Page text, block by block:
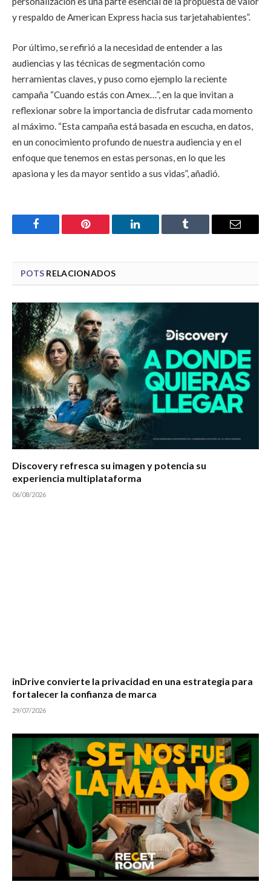
y respaldo de American Express hacia sus tarjetahabientes”.
Por último, se refirió a la necesidad de entender a las
audiencias y las técnicas de segmentación como
herramientas claves, y puso como ejemplo la reciente
campaña “Cuando estás con Amex…”, en la que invitan a
reflexionar sobre la importancia de disfrutar cada momento
al máximo. “Esta campaña está basada en escucha, en datos,
en un conocimiento profundo de nuestra audiencia y en el
enfoque que tenemos en estas personas, en lo que les
apasiona y les da mayor sentido a sus vidas”, añadió.
Facebook Pinterest LinkedIn Tumblr Email
POTS RELACIONADOS
Discovery refresca su imagen y potencia su
experiencia multiplataforma
06/08/2026
inDrive convierte la privacidad en una estrategia para
fortalecer la confianza de marca
29/07/2026